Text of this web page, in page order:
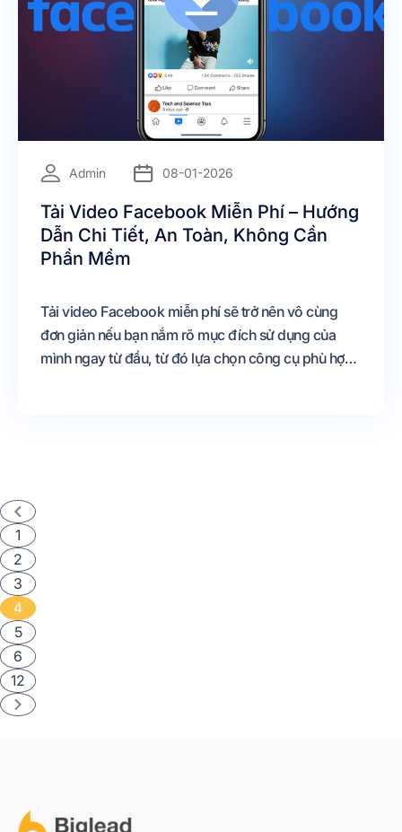
Admin 08-01-2026
Tải Video Facebook Miễn Phí – Hướng
Dẫn Chi Tiết, An Toàn, Không Cần
Phần Mềm
Tải video Facebook miễn phí sẽ trở nên vô cùng
đơn giản nếu bạn nắm rõ mục đích sử dụng của
mình ngay từ đầu, từ đó lựa chọn công cụ phù hợp
1
2
3
4
5
6
12